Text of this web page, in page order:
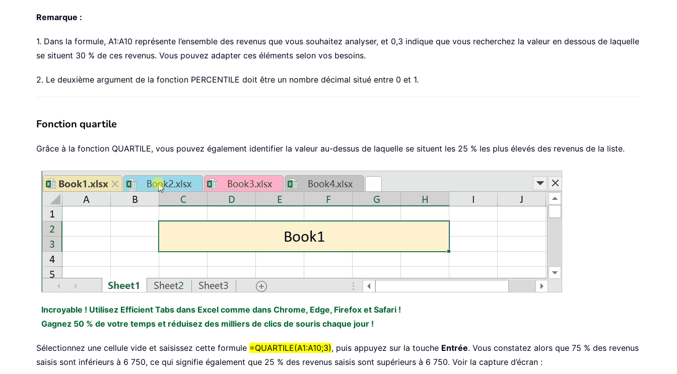
Remarque :
1. Dans la formule, A1:A10 représente l’ensemble des revenus que vous souhaitez analyser, et 0,3 indique que vous recherchez la valeur en dessous de laquelle
se situent 30 % de ces revenus. Vous pouvez adapter ces éléments selon vos besoins.
2. Le deuxième argument de la fonction PERCENTILE doit être un nombre décimal situé entre 0 et 1.
Fonction quartile
Grâce à la fonction QUARTILE, vous pouvez également identifier la valeur au-dessus de laquelle se situent les 25 % les plus élevés des revenus de la liste.
Incroyable ! Utilisez Efficient Tabs dans Excel comme dans Chrome, Edge, Firefox et Safari !
Gagnez 50 % de votre temps et réduisez des milliers de clics de souris chaque jour !
Sélectionnez une cellule vide et saisissez cette formule =QUARTILE(A1:A10;3), puis appuyez sur la touche Entrée. Vous constatez alors que 75 % des revenus
saisis sont inférieurs à 6 750, ce qui signifie également que 25 % des revenus saisis sont supérieurs à 6 750. Voir la capture d’écran :